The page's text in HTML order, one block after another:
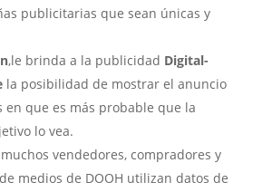
publicitarias que sean únicas y
,le brinda a la publicidad Digital-
la posibilidad de mostrar el anuncio
en que es más probable que la
lo vea.
vendedores, compradores y
medios de DOOH utilizan datos de